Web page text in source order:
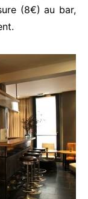
(8€) au bar,